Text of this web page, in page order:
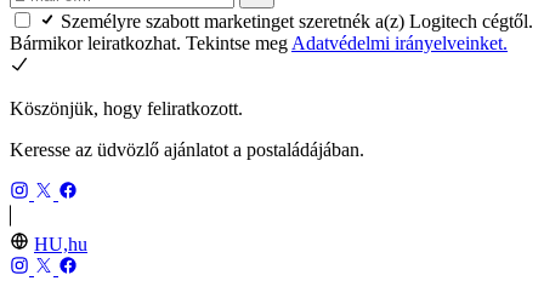
Személyre szabott marketinget szeretnék a(z) Logitech cégtől.
Bármikor leiratkozhat. Tekintse megAdatvédelmi irányelveinket.
Köszönjük, hogy feliratkozott.
Keresse az üdvözlő ajánlatot a postaládájában.
HU,hu